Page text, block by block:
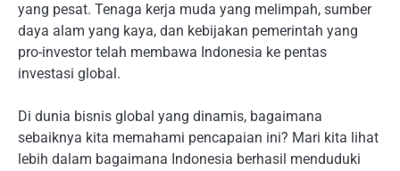
yang pesat. Tenaga kerja muda yang melimpah, sumber
daya alam yang kaya, dan kebijakan pemerintah yang
pro-investor telah membawa Indonesia ke pentas
investasi global.
Di dunia bisnis global yang dinamis, bagaimana
sebaiknya kita memahami pencapaian ini? Mari kita lihat
lebih dalam bagaimana Indonesia berhasil menduduki